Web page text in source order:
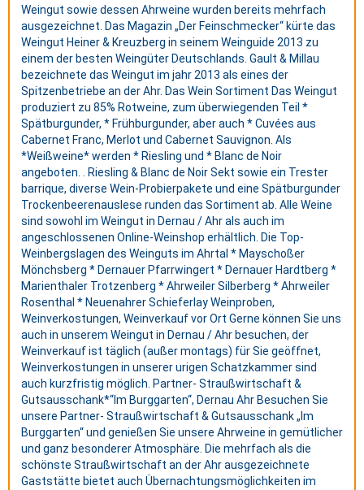
Weingut sowie dessen Ahrweine wurden bereits mehrfach
ausgezeichnet. Das Magazin „Der Feinschmecker“ kürte das
Weingut Heiner & Kreuzberg in seinem Weinguide 2013 zu
einem der besten Weingüter Deutschlands. Gault & Millau
bezeichnete das Weingut im jahr 2013 als eines der
Spitzenbetriebe an der Ahr. Das Wein Sortiment Das Weingut
produziert zu 85% Rotweine, zum überwiegenden Teil *
Spätburgunder, * Frühburgunder, aber auch * Cuvées aus
Cabernet Franc, Merlot und Cabernet Sauvignon. Als
*Weißweine* werden * Riesling und * Blanc de Noir
angeboten. . Riesling & Blanc de Noir Sekt sowie ein Trester
barrique, diverse Wein-Probierpakete und eine Spätburgunder
Trockenbeerenauslese runden das Sortiment ab. Alle Weine
sind sowohl im Weingut in Dernau / Ahr als auch im
angeschlossenen Online-Weinshop erhältlich. Die Top-
Weinbergslagen des Weinguts im Ahrtal * Mayschoßer
Mönchsberg * Dernauer Pfarrwingert * Dernauer Hardtberg *
Marienthaler Trotzenberg * Ahrweiler Silberberg * Ahrweiler
Rosenthal * Neuenahrer Schieferlay Weinproben,
Weinverkostungen, Weinverkauf vor Ort Gerne können Sie uns
auch in unserem Weingut in Dernau / Ahr besuchen, der
Weinverkauf ist täglich (außer montags) für Sie geöffnet,
Weinverkostungen in unserer urigen Schatzkammer sind
auch kurzfristig möglich. Partner- Straußwirtschaft &
Gutsausschank*“Im Burggarten“, Dernau Ahr Besuchen Sie
unsere Partner- Straußwirtschaft & Gutsausschank „Im
Burggarten“ und genießen Sie unsere Ahrweine in gemütlicher
und ganz besonderer Atmosphäre. Die mehrfach als die
schönste Straußwirtschaft an der Ahr ausgezeichnete
Gaststätte bietet auch Übernachtungsmöglichkeiten im